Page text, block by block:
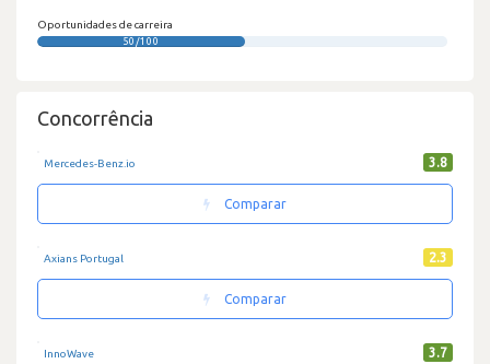
Oportunidades de carreira
50/100
Concorrência
Mercedes-Benz.io 3.8
Comparar
Axians Portugal 2.3
Comparar
InnoWave 3.7